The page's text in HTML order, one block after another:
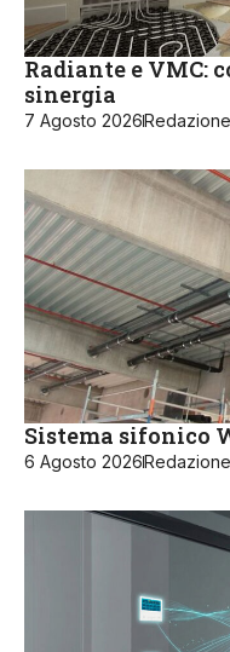
Radiante e VMC:
sinergia
7 Agosto 2026Redazione
Sistema sifonico
6 Agosto 2026Redazione